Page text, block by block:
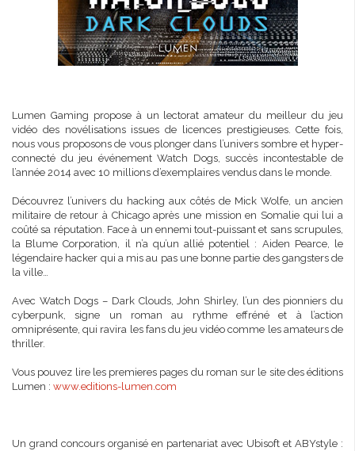
Lumen Gaming propose à un lectorat amateur du meilleur du jeu
vidéo des novélisations issues de licences prestigieuses. Cette fois,
nous vous proposons de vous plonger dans l’univers sombre et hyper-
connecté du jeu événement Watch Dogs, succès incontestable de
l’année 2014 avec 10 millions d’exemplaires vendus dans le monde.
Découvrez l’univers du hacking aux côtés de Mick Wolfe, un ancien
militaire de retour à Chicago après une mission en Somalie qui lui a
coûté sa réputation. Face à un ennemi tout-puissant et sans scrupules,
la Blume Corporation, il n’a qu’un allié potentiel : Aiden Pearce, le
légendaire hacker qui a mis au pas une bonne partie des gangsters de
la ville…
Avec Watch Dogs – Dark Clouds, John Shirley, l’un des pionniers du
cyberpunk, signe un roman au rythme effréné et à l’action
omniprésente, qui ravira les fans du jeu vidéo comme les amateurs de
thriller.
Vous pouvez lire les premieres pages du roman sur le site des éditions
Lumen : www.editions-lumen.com
Un grand concours organisé en partenariat avec Ubisoft et ABYstyle :